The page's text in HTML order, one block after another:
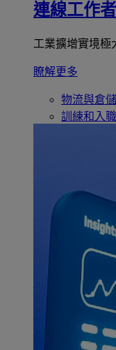
連線工作者
工業擴增實境極
瞭解更多
物流與倉儲
訓練和入職